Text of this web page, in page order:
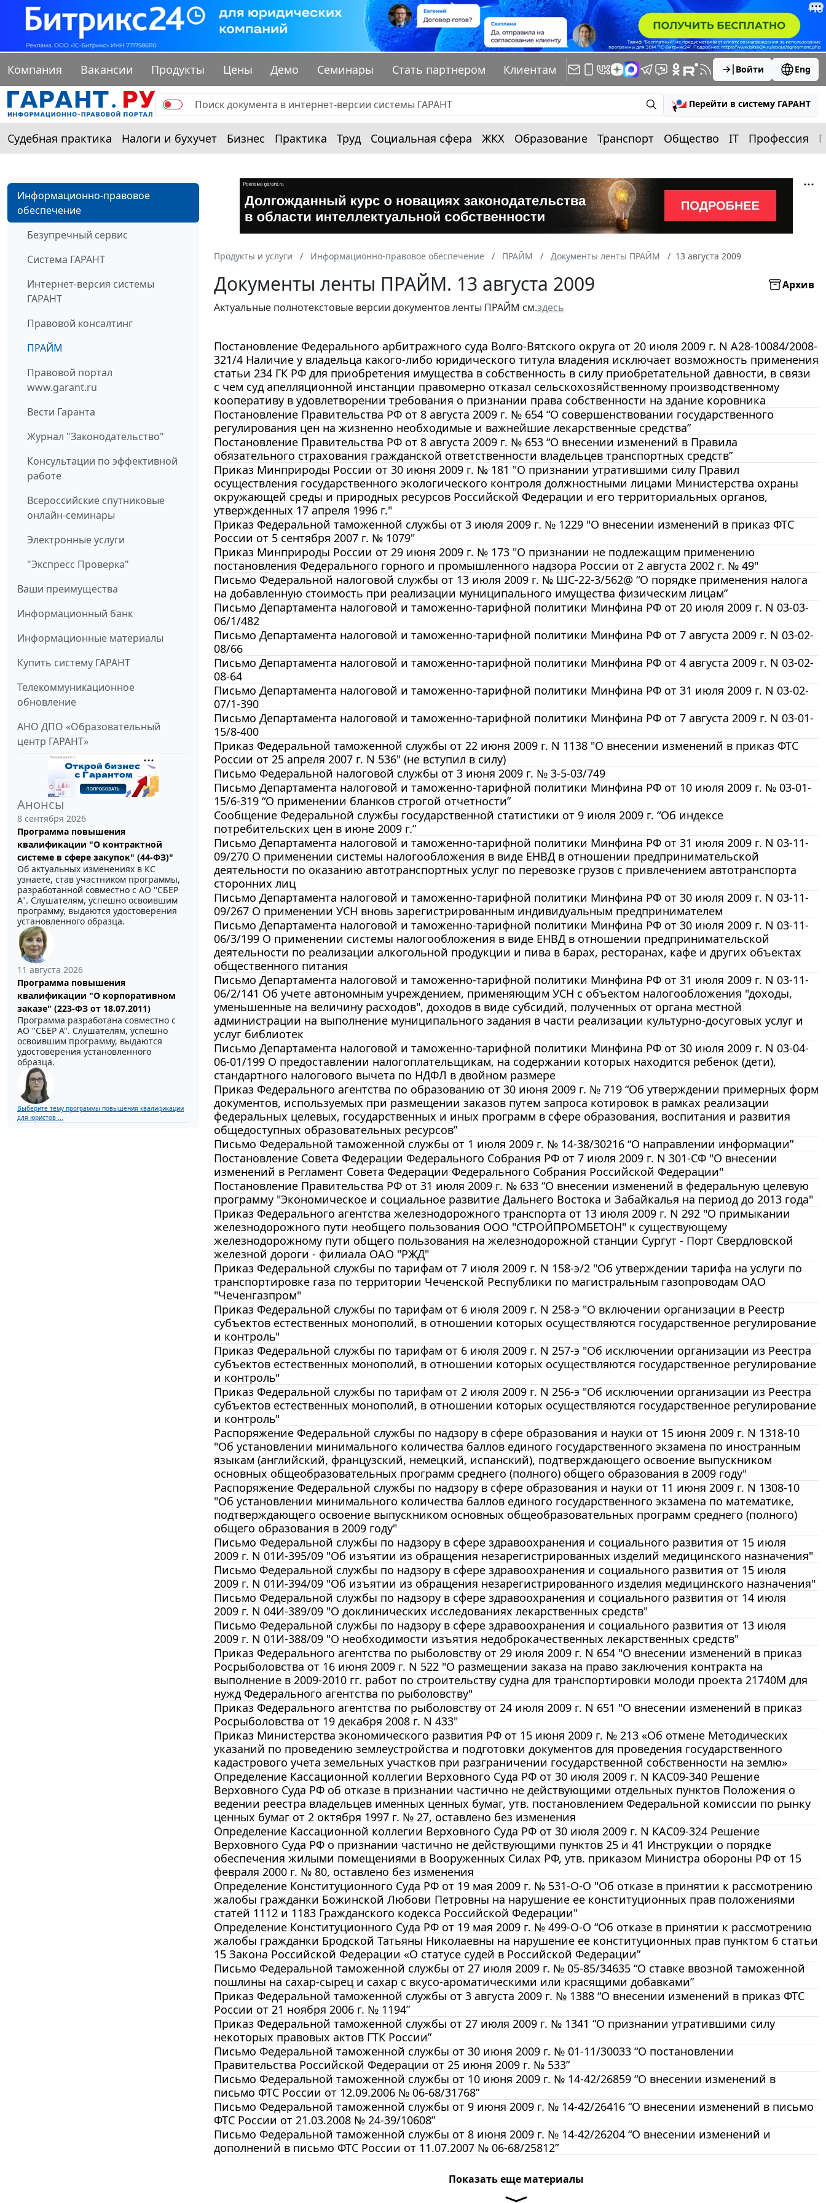
Компания Вакансии Продукты Цены Демо Семинары Стать партнером Клиентам Войти Eng
Перейти в систему ГАРАНТ
Судебная практика Налоги и бухучет Бизнес Практика Труд Социальная сфера ЖКХ Образование Транспорт Общество IT Профессия
Информационно-правовое
обеспечение
Безупречный сервис
Система ГАРАНТ
Интернет-версия системы
ГАРАНТ
Правовой консалтинг
ПРАЙМ
Правовой портал
www.garant.ru
Вести Гаранта
Журнал "Законодательство"
Консультации по эффективной
работе
Всероссийские спутниковые
онлайн-семинары
Электронные услуги
"Экспресс Проверка"
Ваши преимущества
Информационный банк
Информационные материалы
Купить систему ГАРАНТ
Телекоммуникационное
обновление
АНО ДПО «Образовательный
центр ГАРАНТ»
Анонсы
8 сентября 2026
Программа повышения
квалификации "О контрактной
системе в сфере закупок" (44-ФЗ)"
Об актуальных изменениях в КС
узнаете, став участником программы,
разработанной совместно с АО ''СБЕР
А". Слушателям, успешно освоившим
программу, выдаются удостоверения
установленного образца.
11 августа 2026
Программа повышения
квалификации "О корпоративном
заказе" (223-ФЗ от 18.07.2011)
Программа разработана совместно с
АО ''СБЕР А". Слушателям, успешно
освоившим программу, выдаются
удостоверения установленного
образца.
Выберите тему программы повышения квалификации
для юристов ...
Продукты и услуги Информационно-правовое обеспечение ПРАЙМ Документы ленты ПРАЙМ 13 августа 2009
Документы ленты ПРАЙМ. 13 августа 2009
Архив
Актуальные полнотекстовые версии документов ленты ПРАЙМ см.здесь
Постановление Федерального арбитражного суда Волго-Вятского округа от 20 июля 2009 г. N А28-10084/2008-
321/4 Наличие у владельца какого-либо юридического титула владения исключает возможность применения
статьи 234 ГК РФ для приобретения имущества в собственность в силу приобретательной давности, в связи
с чем суд апелляционной инстанции правомерно отказал сельскохозяйственному производственному
кооперативу в удовлетворении требования о признании права собственности на здание коровника
Постановление Правительства РФ от 8 августа 2009 г. № 654 “О совершенствовании государственного
регулирования цен на жизненно необходимые и важнейшие лекарственные средства”
Постановление Правительства РФ от 8 августа 2009 г. № 653 “О внесении изменений в Правила
обязательного страхования гражданской ответственности владельцев транспортных средств”
Приказ Минприроды России от 30 июня 2009 г. № 181 "О признании утратившими силу Правил
осуществления государственного экологического контроля должностными лицами Министерства охраны
окружающей среды и природных ресурсов Российской Федерации и его территориальных органов,
утвержденных 17 апреля 1996 г."
Приказ Федеральной таможенной службы от 3 июля 2009 г. № 1229 "О внесении изменений в приказ ФТС
России от 5 сентября 2007 г. № 1079"
Приказ Минприроды России от 29 июня 2009 г. № 173 "О признании не подлежащим применению
постановления Федерального горного и промышленного надзора России от 2 августа 2002 г. № 49"
Письмо Федеральной налоговой службы от 13 июля 2009 г. № ШС-22-3/562@ “О порядке применения налога
на добавленную стоимость при реализации муниципального имущества физическим лицам”
Письмо Департамента налоговой и таможенно-тарифной политики Минфина РФ от 20 июля 2009 г. N 03-03-
06/1/482
Письмо Департамента налоговой и таможенно-тарифной политики Минфина РФ от 7 августа 2009 г. N 03-02-
08/66
Письмо Департамента налоговой и таможенно-тарифной политики Минфина РФ от 4 августа 2009 г. N 03-02-
08-64
Письмо Департамента налоговой и таможенно-тарифной политики Минфина РФ от 31 июля 2009 г. N 03-02-
07/1-390
Письмо Департамента налоговой и таможенно-тарифной политики Минфина РФ от 7 августа 2009 г. N 03-01-
15/8-400
Приказ Федеральной таможенной службы от 22 июня 2009 г. N 1138 "О внесении изменений в приказ ФТС
России от 25 апреля 2007 г. N 536" (не вступил в силу)
Письмо Федеральной налоговой службы от 3 июня 2009 г. № 3-5-03/749
Письмо Департамента налоговой и таможенно-тарифной политики Минфина РФ от 10 июля 2009 г. № 03-01-
15/6-319 “О применении бланков строгой отчетности”
Сообщение Федеральной службы государственной статистики от 9 июля 2009 г. “Об индексе
потребительских цен в июне 2009 г.”
Письмо Департамента налоговой и таможенно-тарифной политики Минфина РФ от 31 июля 2009 г. N 03-11-
09/270 О применении системы налогообложения в виде ЕНВД в отношении предпринимательской
деятельности по оказанию автотранспортных услуг по перевозке грузов с привлечением автотранспорта
сторонних лиц
Письмо Департамента налоговой и таможенно-тарифной политики Минфина РФ от 30 июля 2009 г. N 03-11-
09/267 О применении УСН вновь зарегистрированным индивидуальным предпринимателем
Письмо Департамента налоговой и таможенно-тарифной политики Минфина РФ от 30 июля 2009 г. N 03-11-
06/3/199 О применении системы налогообложения в виде ЕНВД в отношении предпринимательской
деятельности по реализации алкогольной продукции и пива в барах, ресторанах, кафе и других объектах
общественного питания
Письмо Департамента налоговой и таможенно-тарифной политики Минфина РФ от 31 июля 2009 г. N 03-11-
06/2/141 Об учете автономным учреждением, применяющим УСН с объектом налогообложения "доходы,
уменьшенные на величину расходов", доходов в виде субсидий, полученных от органа местной
администрации на выполнение муниципального задания в части реализации культурно-досуговых услуг и
услуг библиотек
Письмо Департамента налоговой и таможенно-тарифной политики Минфина РФ от 30 июля 2009 г. N 03-04-
06-01/199 О предоставлении налогоплательщикам, на содержании которых находится ребенок (дети),
стандартного налогового вычета по НДФЛ в двойном размере
Приказ Федерального агентства по образованию от 30 июня 2009 г. № 719 “Об утверждении примерных форм
документов, используемых при размещении заказов путем запроса котировок в рамках реализации
федеральных целевых, государственных и иных программ в сфере образования, воспитания и развития
общедоступных образовательных ресурсов”
Письмо Федеральной таможенной службы от 1 июля 2009 г. № 14-38/30216 “О направлении информации”
Постановление Совета Федерации Федерального Собрания РФ от 7 июля 2009 г. N 301-СФ "О внесении
изменений в Регламент Совета Федерации Федерального Собрания Российской Федерации"
Постановление Правительства РФ от 31 июля 2009 г. № 633 “О внесении изменений в федеральную целевую
программу "Экономическое и социальное развитие Дальнего Востока и Забайкалья на период до 2013 года"
Приказ Федерального агентства железнодорожного транспорта от 13 июля 2009 г. N 292 "О примыкании
железнодорожного пути необщего пользования ООО "СТРОЙПРОМБЕТОН" к существующему
железнодорожному пути общего пользования на железнодорожной станции Сургут - Порт Свердловской
железной дороги - филиала ОАО "РЖД"
Приказ Федеральной службы по тарифам от 7 июля 2009 г. N 158-э/2 "Об утверждении тарифа на услуги по
транспортировке газа по территории Чеченской Республики по магистральным газопроводам ОАО
"Чеченгазпром"
Приказ Федеральной службы по тарифам от 6 июля 2009 г. N 258-э "О включении организации в Реестр
субъектов естественных монополий, в отношении которых осуществляются государственное регулирование
и контроль"
Приказ Федеральной службы по тарифам от 6 июля 2009 г. N 257-э "Об исключении организации из Реестра
субъектов естественных монополий, в отношении которых осуществляются государственное регулирование
и контроль"
Приказ Федеральной службы по тарифам от 2 июля 2009 г. N 256-э "Об исключении организации из Реестра
субъектов естественных монополий, в отношении которых осуществляются государственное регулирование
и контроль"
Распоряжение Федеральной службы по надзору в сфере образования и науки от 15 июня 2009 г. N 1318-10
"Об установлении минимального количества баллов единого государственного экзамена по иностранным
языкам (английский, французский, немецкий, испанский), подтверждающего освоение выпускником
основных общеобразовательных программ среднего (полного) общего образования в 2009 году"
Распоряжение Федеральной службы по надзору в сфере образования и науки от 11 июня 2009 г. N 1308-10
"Об установлении минимального количества баллов единого государственного экзамена по математике,
подтверждающего освоение выпускником основных общеобразовательных программ среднего (полного)
общего образования в 2009 году"
Письмо Федеральной службы по надзору в сфере здравоохранения и социального развития от 15 июля
2009 г. N 01И-395/09 "Об изъятии из обращения незарегистрированных изделий медицинского назначения"
Письмо Федеральной службы по надзору в сфере здравоохранения и социального развития от 15 июля
2009 г. N 01И-394/09 "Об изъятии из обращения незарегистрированного изделия медицинского назначения"
Письмо Федеральной службы по надзору в сфере здравоохранения и социального развития от 14 июля
2009 г. N 04И-389/09 "О доклинических исследованиях лекарственных средств"
Письмо Федеральной службы по надзору в сфере здравоохранения и социального развития от 13 июля
2009 г. N 01И-388/09 "О необходимости изъятия недоброкачественных лекарственных средств"
Приказ Федерального агентства по рыболовству от 29 июля 2009 г. N 654 "О внесении изменений в приказ
Росрыболовства от 16 июня 2009 г. N 522 "О размещении заказа на право заключения контракта на
выполнение в 2009-2010 гг. работ по строительству судна для транспортировки молоди проекта 21740М для
нужд Федерального агентства по рыболовству"
Приказ Федерального агентства по рыболовству от 24 июля 2009 г. N 651 "О внесении изменений в приказ
Росрыболовства от 19 декабря 2008 г. N 433"
Приказ Министерства экономического развития РФ от 15 июня 2009 г. № 213 «Об отмене Методических
указаний по проведению землеустройства и подготовки документов для проведения государственного
кадастрового учета земельных участков при разграничении государственной собственности на землю»
Определение Кассационной коллегии Верховного Суда РФ от 30 июля 2009 г. N КАС09-340 Решение
Верховного Суда РФ об отказе в признании частично не действующими отдельных пунктов Положения о
ведении реестра владельцев именных ценных бумаг, утв. постановлением Федеральной комиссии по рынку
ценных бумаг от 2 октября 1997 г. № 27, оставлено без изменения
Определение Кассационной коллегии Верховного Суда РФ от 30 июля 2009 г. N КАС09-324 Решение
Верховного Суда РФ о признании частично не действующими пунктов 25 и 41 Инструкции о порядке
обеспечения жилыми помещениями в Вооруженных Силах РФ, утв. приказом Министра обороны РФ от 15
февраля 2000 г. № 80, оставлено без изменения
Определение Конституционного Суда РФ от 19 мая 2009 г. № 531-О-О "Об отказе в принятии к рассмотрению
жалобы гражданки Божинской Любови Петровны на нарушение ее конституционных прав положениями
статей 1112 и 1183 Гражданского кодекса Российской Федерации"
Определение Конституционного Суда РФ от 19 мая 2009 г. № 499-О-О “Об отказе в принятии к рассмотрению
жалобы гражданки Бродской Татьяны Николаевны на нарушение ее конституционных прав пунктом 6 статьи
15 Закона Российской Федерации «О статусе судей в Российской Федерации”
Письмо Федеральной таможенной службы от 27 июля 2009 г. № 05-85/34635 “О ставке ввозной таможенной
пошлины на сахар-сырец и сахар с вкусо-ароматическими или красящими добавками”
Приказ Федеральной таможенной службы от 3 августа 2009 г. № 1388 “О внесении изменений в приказ ФТС
России от 21 ноября 2006 г. № 1194”
Приказ Федеральной таможенной службы от 27 июля 2009 г. № 1341 “О признании утратившими силу
некоторых правовых актов ГТК России”
Письмо Федеральной таможенной службы от 30 июня 2009 г. № 01-11/30033 “О постановлении
Правительства Российской Федерации от 25 июня 2009 г. № 533”
Письмо Федеральной таможенной службы от 10 июня 2009 г. № 14-42/26859 “О внесении изменений в
письмо ФТС России от 12.09.2006 № 06-68/31768”
Письмо Федеральной таможенной службы от 9 июня 2009 г. № 14-42/26416 “О внесении изменений в письмо
ФТС России от 21.03.2008 № 24-39/10608”
Письмо Федеральной таможенной службы от 8 июня 2009 г. № 14-42/26204 “О внесении изменений и
дополнений в письмо ФТС России от 11.07.2007 № 06-68/25812”
Показать еще материалы